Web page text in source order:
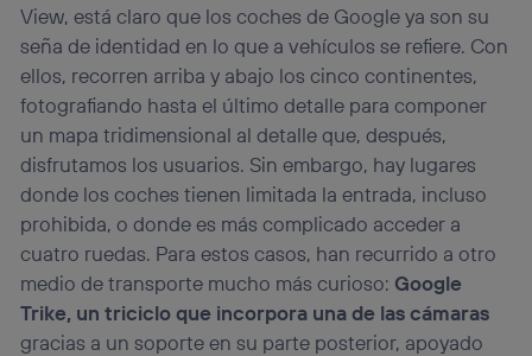
View, está claro que los coches de Google ya son su
seña de identidad en lo que a vehículos se refiere. Con
ellos, recorren arriba y abajo los cinco continentes,
fotografiando hasta el último detalle para componer
un mapa tridimensional al detalle que, después,
disfrutamos los usuarios. Sin embargo, hay lugares
donde los coches tienen limitada la entrada, incluso
prohibida, o donde es más complicado acceder a
cuatro ruedas. Para estos casos, han recurrido a otro
medio de transporte mucho más curioso: Google
Trike, un triciclo que incorpora una de las cámaras
gracias a un soporte en su parte posterior, apoyado